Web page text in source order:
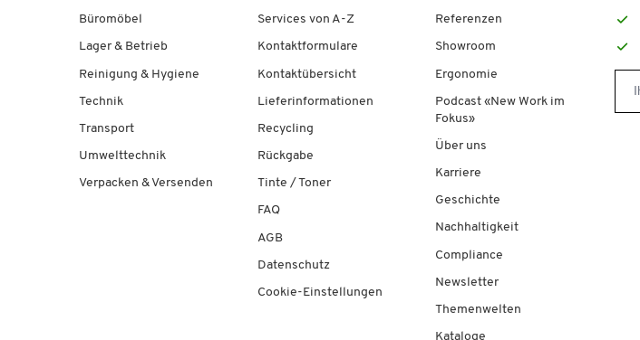
Büromöbel
Lager & Betrieb
Reinigung & Hygiene
Technik
Transport
Umwelttechnik
Verpacken & Versenden
Services von A-Z
Kontaktformulare
Kontaktübersicht
Lieferinformationen
Recycling
Rückgabe
Tinte / Toner
FAQ
AGB
Datenschutz
Cookie-Einstellungen
Referenzen
Showroom
Ergonomie
Podcast «New Work im
Fokus»
Über uns
Karriere
Geschichte
Nachhaltigkeit
Compliance
Newsletter
Themenwelten
Kataloge